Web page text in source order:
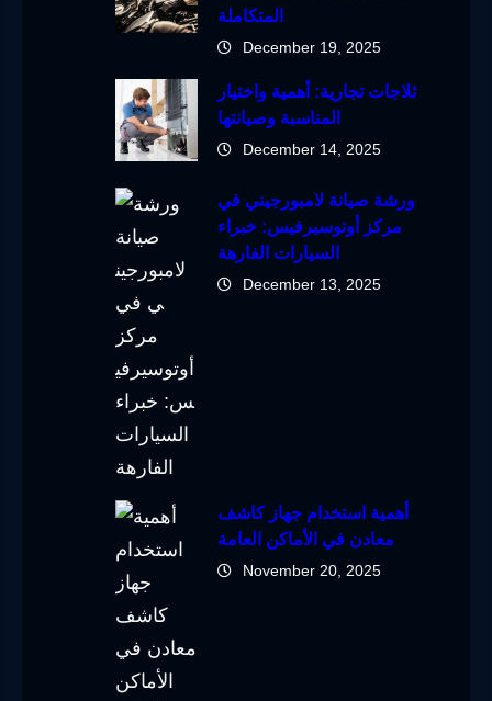
المتكاملة
December 19, 2025
ثلاجات تجارية: أهمية واختيار
المناسبة وصيانتها
December 14, 2025
ورشة صيانة لامبورجيني في
مركز أوتوسيرفيس: خبراء
السيارات الفارهة
December 13, 2025
أهمية استخدام جهاز كاشف
معادن في الأماكن العامة
November 20, 2025